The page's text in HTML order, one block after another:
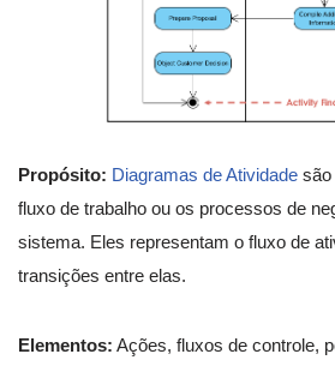
Propósito: Diagramas de Atividade são
fluxo de trabalho ou os processos de
sistema. Eles representam o fluxo de
transições entre elas.
Elementos: Ações, fluxos de controle,